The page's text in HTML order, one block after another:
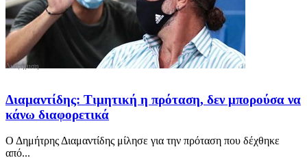
Διαμαντίδης: Τιμητική η πρόταση, δεν μπορούσα να
κάνω διαφορετικά
Ο Δημήτρης Διαμαντίδης μίλησε για την πρόταση που δέχθηκε
από...